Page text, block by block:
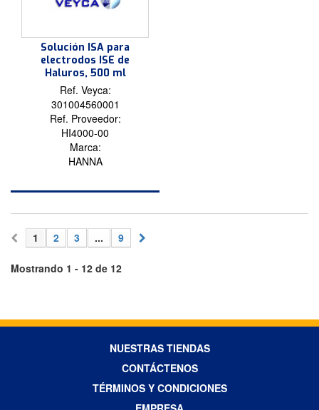
Solución ISA para
electrodos ISE de
Haluros, 500 ml
Ref. Veyca:
301004560001
Ref. Proveedor:
HI4000-00
Marca:
HANNA
1 2 3 ... 9
Mostrando 1 - 12 de 12
NUESTRAS TIENDAS
CONTÁCTENOS
TÉRMINOS Y CONDICIONES